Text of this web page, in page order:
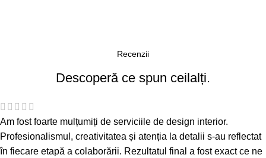
Recenzii
Descoperă ce spun ceilalți.
Am fost foarte mulțumiți de serviciile de design interior.
Profesionalismul, creativitatea și atenția la detalii s-au reflectat
în fiecare etapă a colaborării. Rezultatul final a fost exact ce ne